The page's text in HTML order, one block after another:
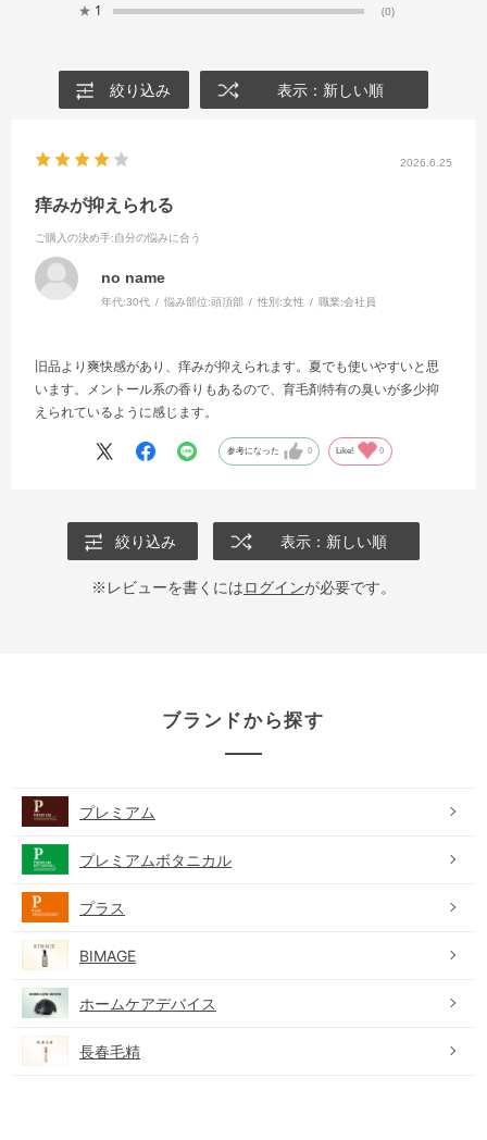
★ 1 (0)
絞り込み 表示：新しい順
2026.6.25
痒みが抑えられる
ご購入の決め手:自分の悩みに合う
no name
年代:30代 悩み部位:頭頂部 性別:女性 職業:会社員
旧品より爽快感があり、痒みが抑えられます。夏でも使いやすいと思
います。メントール系の香りもあるので、育毛剤特有の臭いが多少抑
えられているように感じます。
参考になった 0 Like! 0
絞り込み 表示：新しい順
※レビューを書くにはログインが必要です。
ブランドから探す
プレミアム
プレミアムボタニカル
プラス
BIMAGE
ホームケアデバイス
長春毛精